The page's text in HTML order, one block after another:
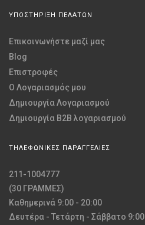
ΥΠΟΣΤΗΡΙΞΗ ΠΕΛΑΤΩΝ
Επικοινωνήστε μαζί μας
Blog
Επιστροφές
O Λογαριασμός μου
Δημιουργία Λογαριασμού
Δημιουργία B2B λογαριασμού
ΤΗΛΕΦΩΝΙΚΕΣ ΠΑΡΑΓΓΕΛΙΕΣ
211-1004777
(30 ΓΡΑΜΜΕΣ)
Καθημερινά 9:00 - 20:00
Δευτέρα - Τετάρτη - Σάββατο